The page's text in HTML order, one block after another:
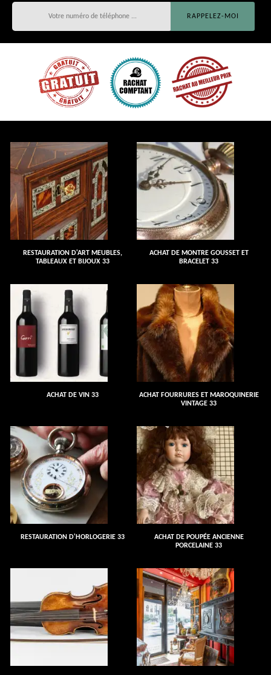
RESTAURATION D'ART MEUBLES,
TABLEAUX ET BIJOUX 33
ACHAT DE MONTRE GOUSSET ET
BRACELET 33
ACHAT DE VIN 33
ACHAT FOURRURES ET MAROQUINERIE
VINTAGE 33
RESTAURATION D'HORLOGERIE 33
ACHAT DE POUPÉE ANCIENNE
PORCELAINE 33